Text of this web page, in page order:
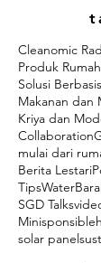
Cleanomic
Produk
Solusi
Makanan dan
Kriya dan
Collaboration
mulai dari
Berita Lestari
TipsWater
SGD Talks
solar panel